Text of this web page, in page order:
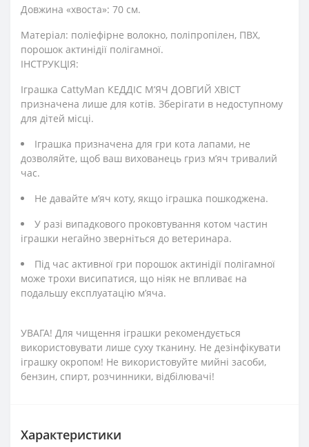
Довжина «хвоста»: 70 см.
Матеріал: поліефірне волокно, поліпропілен, ПВХ,
порошок актинідії полігамної.
ІНСТРУКЦІЯ:
Іграшка CattyMan КЕДДІС М’ЯЧ ДОВГИЙ ХВІСТ
призначена лише для котів. Зберігати в недоступному
для дітей місці.
Іграшка призначена для гри кота лапами, не
дозволяйте, щоб ваш вихованець гриз м’яч тривалий
час.
Не давайте м’яч коту, якщо іграшка пошкоджена.
У разі випадкового проковтування котом частин
іграшки негайно зверніться до ветеринара.
Під час активної гри порошок актинідії полігамної
може трохи висипатися, що ніяк не впливає на
подальшу експлуатацію м’яча.
УВАГА! Для чищення іграшки рекомендується
використовувати лише суху тканину. Не дезінфікувати
іграшку окропом! Не використовуйте мийні засоби,
бензин, спирт, розчинники, відбілювачі!
Характеристики